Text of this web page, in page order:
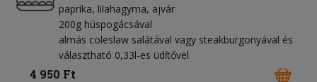
paprika lilahagyma ajvár
200g húspogácsával
almás coleslaw salátával vagy steakburgonyával és
választható 0,33l-es üdítővel
4 950 Ft